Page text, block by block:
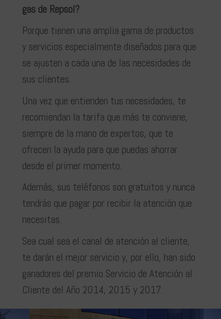
gas de Repsol?
Porque tienen una amplia gama de productos
y servicios especialmente diseñados para que
se ajusten a cada una de las necesidades de
sus clientes.
Una vez que entienden tus necesidades, te
recomiendan la tarifa que más te conviene,
siempre de la mano de expertos, que te
ofrecen la ayuda para que puedas ahorrar
desde el primer momento.
Además, sus teléfonos son gratuitos y nunca
tendrás que pagar por recibir la atención que
necesitas.
Sea cual sea el canal de atención al cliente,
te darán el mejor servicio y, por ello, han sido
ganadores del premio Servicio de Atención al
Cliente del Año 2014, 2015 y 2017.